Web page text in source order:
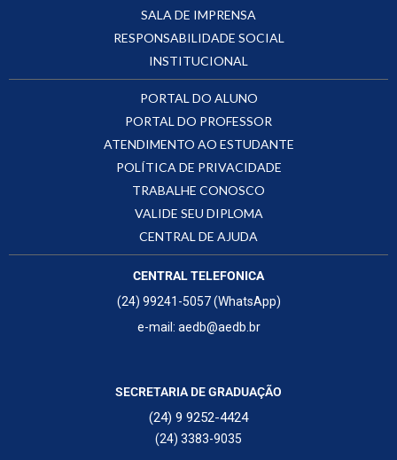
SALA DE IMPRENSA
RESPONSABILIDADE SOCIAL
INSTITUCIONAL
PORTAL DO ALUNO
PORTAL DO PROFESSOR
ATENDIMENTO AO ESTUDANTE
POLÍTICA DE PRIVACIDADE
TRABALHE CONOSCO
VALIDE SEU DIPLOMA
CENTRAL DE AJUDA
CENTRAL TELEFONICA
(24) 99241-5057 (WhatsApp)
e-mail: aedb@aedb.br
SECRETARIA DE GRADUAÇÃO
(24) 9 9252-4424
(24) 3383-9035